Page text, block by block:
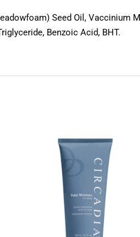
Seed Oil, Vaccinium
Benzoic Acid, BHT.